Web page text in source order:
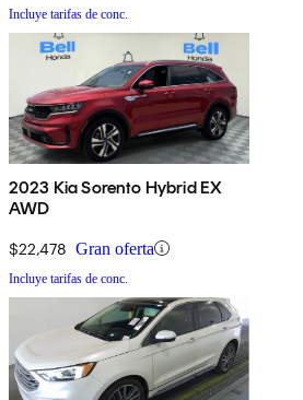
Incluye tarifas de conc.
2023 Kia Sorento Hybrid EX
AWD
$22,478 Gran oferta
Incluye tarifas de conc.